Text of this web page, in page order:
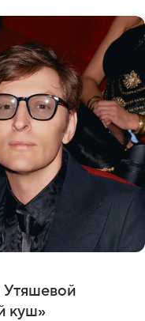
Утяшевой
куш»